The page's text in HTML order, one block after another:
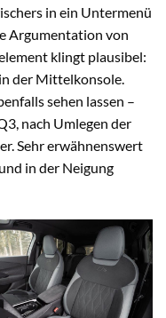
in ein Untermenü
Argumentation von
klingt plausibel:
der Mittelkonsole.
sehen lassen –
nach Umlegen der
Sehr erwähnenswert
in der Neigung